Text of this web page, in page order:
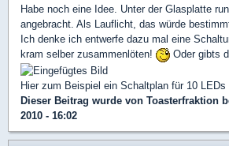
Habe noch eine Idee. Unter der Glasplatte
angebracht. Als Lauflicht, das würde
Ich denke ich entwerfe dazu mal eine
kram selber zusammenlöten!
Oder gibts
Hier zum Beispiel ein Schaltplan für 10 LEDs
Dieser Beitrag wurde von Toasterfraktion
2010 - 16:02